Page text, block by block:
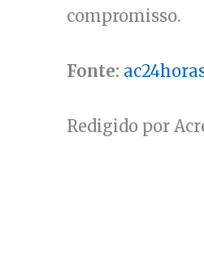
compromisso.
Fonte:
Redigido por